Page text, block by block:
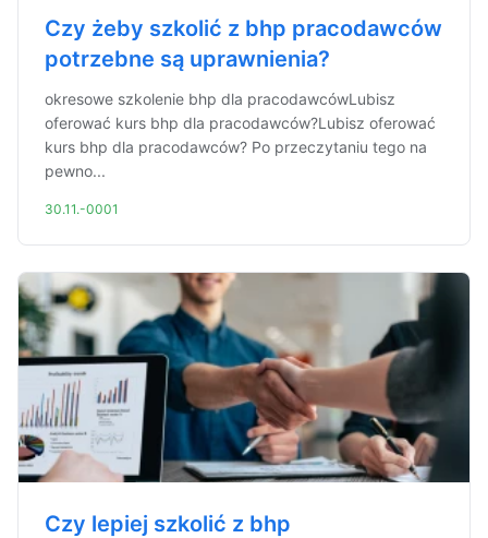
Czy żeby szkolić z bhp pracodawców
potrzebne są uprawnienia?
okresowe szkolenie bhp dla pracodawcówLubisz
oferować kurs bhp dla pracodawców?Lubisz oferować
kurs bhp dla pracodawców? Po przeczytaniu tego na
pewno...
30.11.-0001
Czy lepiej szkolić z bhp